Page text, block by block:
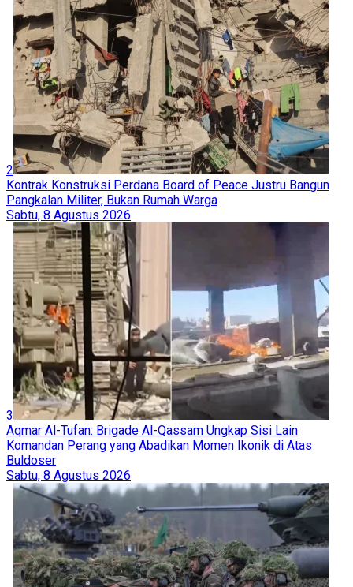
2
Kontrak Konstruksi Perdana Board of Peace Justru Bangun
Pangkalan Militer, Bukan Rumah Warga
Sabtu, 8 Agustus 2026
3
Aqmar Al-Tufan: Brigade Al-Qassam Ungkap Sisi Lain
Komandan Perang yang Abadikan Momen Ikonik di Atas
Buldoser
Sabtu, 8 Agustus 2026